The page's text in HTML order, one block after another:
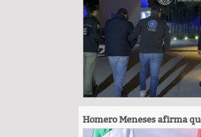
Homero Meneses afirma